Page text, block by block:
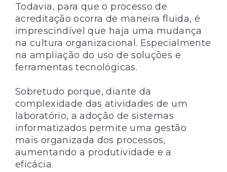
Todavia, para que o processo de
acreditação ocorra de maneira fluida, é
imprescindível que haja uma mudança
na cultura organizacional. Especialmente
na ampliação do uso de soluções e
ferramentas tecnológicas.
Sobretudo porque, diante da
complexidade das atividades de um
laboratório, a adoção de sistemas
informatizados permite uma gestão
mais organizada dos processos,
aumentando a produtividade e a
eficácia.